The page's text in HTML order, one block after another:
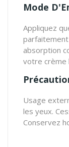
Mode
Appliquez
absorption
votre crème
Usage
les yeux.
Conservez